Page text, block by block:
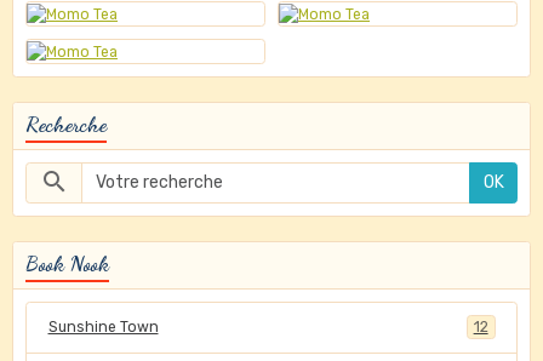
Recherche
OK
Book Nook
Sunshine Town 12